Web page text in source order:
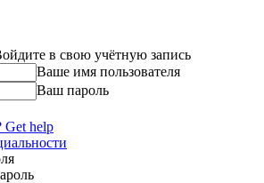
в свою учётную запись
Ваше имя пользователя
Ваш пароль
Get help